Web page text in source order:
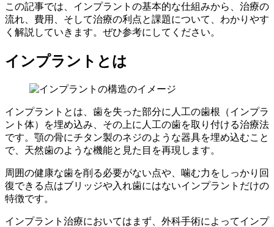
この記事では、インプラントの基本的な仕組みから、治療の
流れ、費用、そして治療の利点と課題について、わかりやす
く解説していきます。ぜひ参考にしてください。
インプラントとは
インプラントとは、歯を失った部分に人工の歯根（インプラ
ント体）を埋め込み、その上に人工の歯を取り付ける治療法
です。顎の骨にチタン製のネジのような器具を埋め込むこと
で、天然歯のような機能と見た目を再現します。
周囲の健康な歯を削る必要がない点や、噛む力をしっかり回
復できる点はブリッジや入れ歯にはないインプラントだけの
特徴です。
インプラント治療においてはまず、外科手術によってインプ